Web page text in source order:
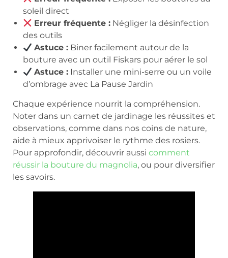
soleil direct
Erreur fréquente : Négliger la désinfection
des outils
Astuce : Biner facilement autour de la
bouture avec un outil Fiskars pour aérer le sol
Astuce : Installer une mini-serre ou un voile
d’ombrage avec La Pause Jardin
Chaque expérience nourrit la compréhension.
Noter dans un carnet de jardinage les réussites et
observations, comme dans nos coins de nature,
aide à mieux apprivoiser le rythme des rosiers.
Pour approfondir, découvrir aussi comment
réussir la bouture du magnolia, ou pour diversifier
les savoirs.